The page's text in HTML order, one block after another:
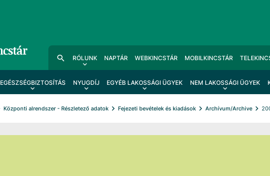
RÓLUNK NAPTÁR WEBKINCSTÁR MOBILKINCSTÁR
EGÉSZSÉGBIZTOSÍTÁS NYUGDÍJ EGYÉB LAKOSSÁGI ÜGYEK NEM LAKOSSÁGI ÜGYEK
Központi alrendszer - Részletező adatok Fejezeti bevételek és kiadások Archívum/Archive